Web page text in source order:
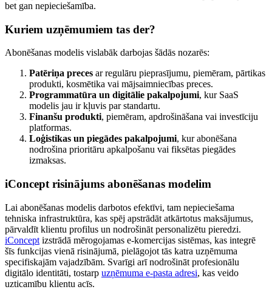
bet gan nepieciešamība.
Kuriem uzņēmumiem tas der?
Abonēšanas modelis vislabāk darbojas šādās nozarēs:
Patēriņa preces ar regulāru pieprasījumu, piemēram, pārtikas
produkti, kosmētika vai mājsaimniecības preces.
Programmatūra un digitālie pakalpojumi, kur SaaS
modelis jau ir kļuvis par standartu.
Finanšu produkti, piemēram, apdrošināšana vai investīciju
platformas.
Loģistikas un piegādes pakalpojumi, kur abonēšana
nodrošina prioritāru apkalpošanu vai fiksētas piegādes
izmaksas.
iConcept risinājums abonēšanas modelim
Lai abonēšanas modelis darbotos efektīvi, tam nepieciešama
tehniska infrastruktūra, kas spēj apstrādāt atkārtotus maksājumus,
pārvaldīt klientu profilus un nodrošināt personalizētu pieredzi.
iConcept izstrādā mērogojamas e-komercijas sistēmas, kas integrē
šīs funkcijas vienā risinājumā, pielāgojot tās katra uzņēmuma
specifiskajām vajadzībām. Svarīgi arī nodrošināt profesionālu
digitālo identitāti, tostarp uzņēmuma e-pasta adresi, kas veido
uzticamību klientu acīs.